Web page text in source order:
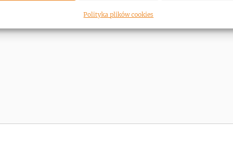
Polityka plików cookies